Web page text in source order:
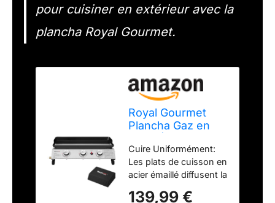
pour cuisiner en extérieur avec la
plancha Royal Gourmet.
Royal Gourmet
Plancha Gaz en
Brûleurs
Puissance 7.5kW,
Surface Cuisson
63,5 x 36,5 cm,
Cuire Uniformément:
Les plats de cuisson en
acier émaillé diffusent la
plus homogène et sont
139,99 €